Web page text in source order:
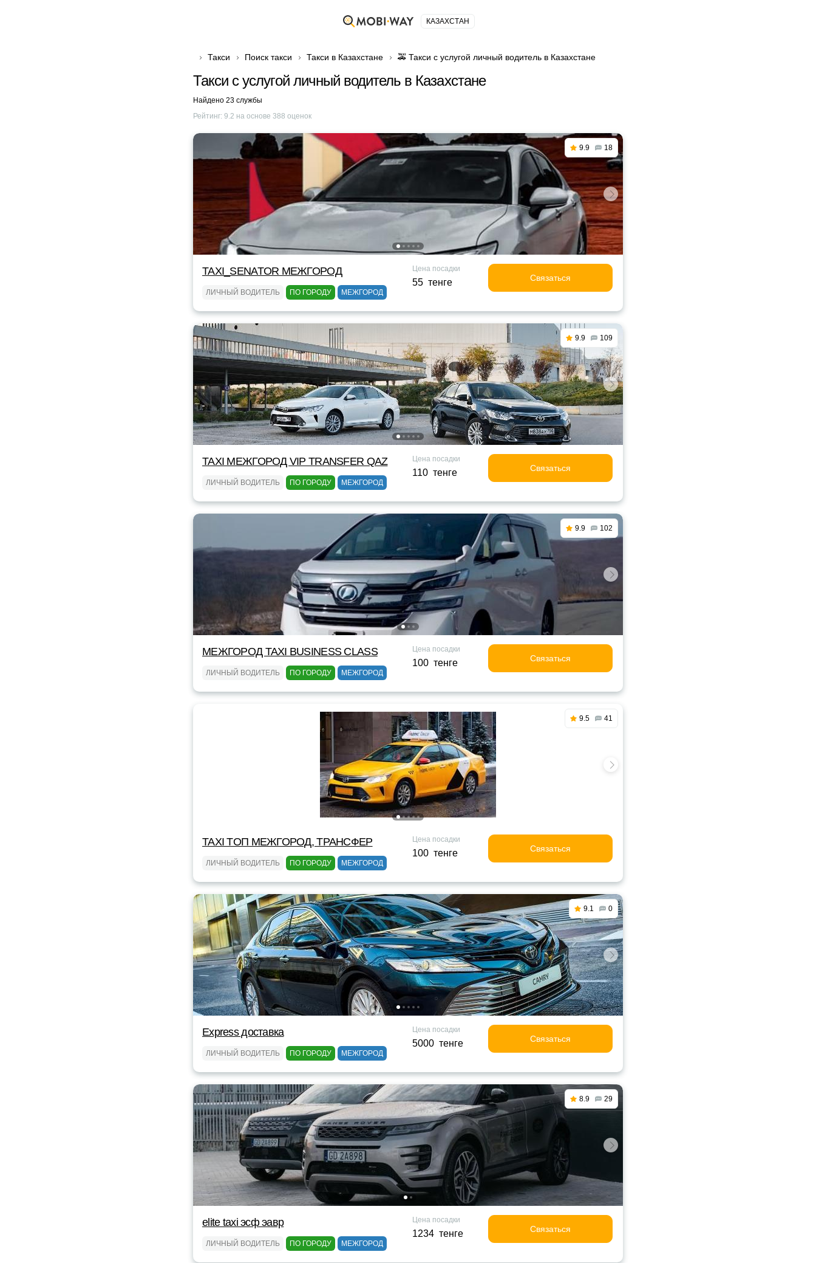
КАЗАХСТАН
Такси Поиск такси Такси в Казахстане 🚕 Такси с услугой личный водитель в Казахстане
Такси с услугой личный водитель в Казахстане
Найдено 23 службы
Рейтинг: 9.2 на основе 388 оценок
9.9 18
TAXI_SENATOR МЕЖГОРОД
ЛИЧНЫЙ ВОДИТЕЛЬ ПО ГОРОДУ МЕЖГОРОД
Цена посадки
55 тенге Связаться
9.9 109
TAXI МЕЖГОРОД VIP TRANSFER QАZ
ЛИЧНЫЙ ВОДИТЕЛЬ ПО ГОРОДУ МЕЖГОРОД
Цена посадки
110 тенге Связаться
9.9 102
МЕЖГОРОД TAXI BUSINESS CLASS
ЛИЧНЫЙ ВОДИТЕЛЬ ПО ГОРОДУ МЕЖГОРОД
Цена посадки
100 тенге Связаться
9.5 41
TAXI TOП МЕЖГОРОД, ТРАНСФЕР
ЛИЧНЫЙ ВОДИТЕЛЬ ПО ГОРОДУ МЕЖГОРОД
Цена посадки
100 тенге Связаться
9.1 0
Express доставка
ЛИЧНЫЙ ВОДИТЕЛЬ ПО ГОРОДУ МЕЖГОРОД
Цена посадки
5000 тенге Связаться
8.9 29
elite taxi эсф эавр
ЛИЧНЫЙ ВОДИТЕЛЬ ПО ГОРОДУ МЕЖГОРОД
Цена посадки
1234 тенге Связаться